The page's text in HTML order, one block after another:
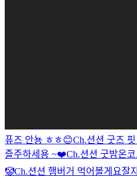
퓨즈 안뇽 ㅎㅎ😊Ch.션션 굿즈
즐주하세용 ~❤️Ch.션션 굿밤온
🤡Ch.션션 햄버거 먹어볼게요잘